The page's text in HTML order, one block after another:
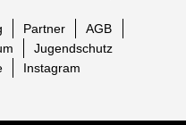
Partner
AGB
Jugendschutz
Instagram